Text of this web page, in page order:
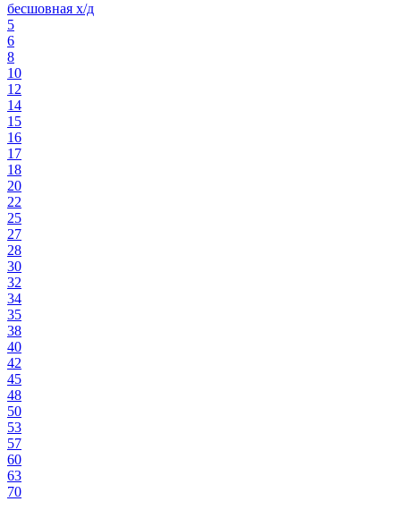
бесшовная х/д
5
6
8
10
12
14
15
16
17
18
20
22
25
27
28
30
32
34
35
38
40
42
45
48
50
53
57
60
63
70